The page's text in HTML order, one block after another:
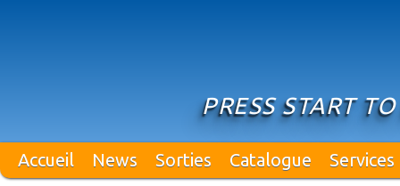
PRESS START
Accueil News Sorties Catalogue Services